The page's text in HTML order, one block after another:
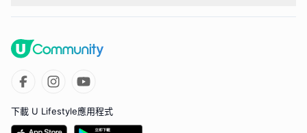
下載 U Lifestyle應用程式